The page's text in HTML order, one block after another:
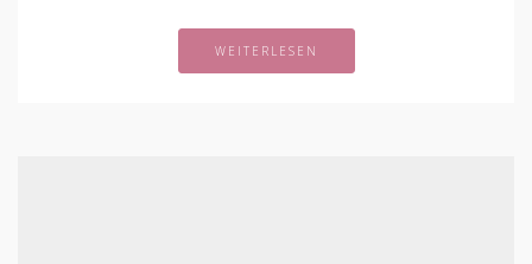
WEITERLESEN